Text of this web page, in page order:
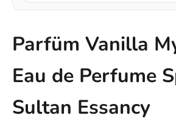
Parfüm Vanilla
Eau de Perfume
Sultan Essancy